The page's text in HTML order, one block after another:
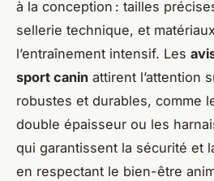
à la conception : tailles
sellerie technique, et
l’entraînement intensif. Les
sport canin attirent l’attention
robustes et durables, comme
double épaisseur ou les
qui garantissent la sécurité et
en respectant le bien-être